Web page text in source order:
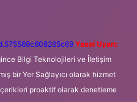
Yasal Uyarı:
Bilgi Teknolojileri ve İletişim
bir Yer Sağlayıcı olarak hizmet
proaktif olarak denetleme